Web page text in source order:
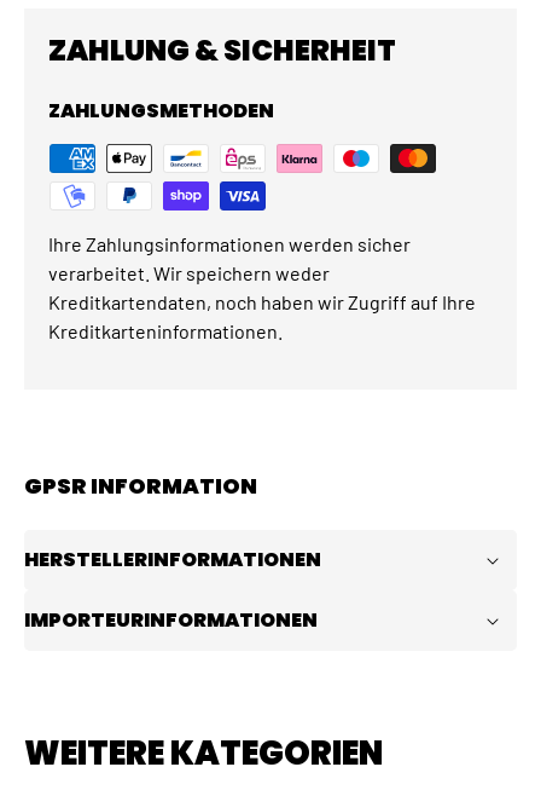
ZAHLUNG & SICHERHEIT
ZAHLUNGSMETHODEN
Ihre Zahlungsinformationen werden sicher
verarbeitet. Wir speichern weder
Kreditkartendaten, noch haben wir Zugriff auf Ihre
Kreditkarteninformationen.
GPSR INFORMATION
HERSTELLERINFORMATIONEN
IMPORTEURINFORMATIONEN
WEITERE KATEGORIEN